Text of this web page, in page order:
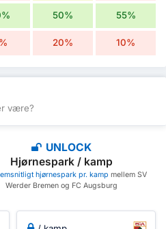
50% 55%
20% 10%
være?
UNLOCK
Hjørnespark / kamp
hjørnespark pr. kamp mellem SV
Werder Bremen og FC Augsburg